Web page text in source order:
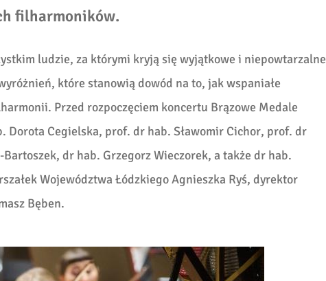
filharmoników.
ludzie, za którymi kryją się wyjątkowe i niepowtarzalne
które stanowią dowód na to, jak wspaniałe
Przed rozpoczęciem koncertu Brązowe Medale
Dorota Cegielska, prof. dr hab. Sławomir Cichor, prof. dr
dr hab. Grzegorz Wieczorek, a także dr hab.
Województwa Łódzkiego Agnieszka Ryś, dyrektor
Bęben.